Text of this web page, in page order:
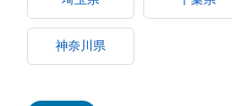
神奈川県